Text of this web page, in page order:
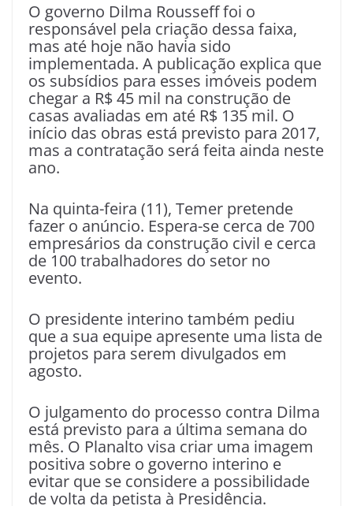
O governo Dilma Rousseff foi o
responsável pela criação dessa faixa,
mas até hoje não havia sido
implementada. A publicação explica que
os subsídios para esses imóveis podem
chegar a R$ 45 mil na construção de
casas avaliadas em até R$ 135 mil. O
início das obras está previsto para 2017,
mas a contratação será feita ainda neste
ano.
Na quinta-feira (11), Temer pretende
fazer o anúncio. Espera-se cerca de 700
empresários da construção civil e cerca
de 100 trabalhadores do setor no
evento.
O presidente interino também pediu
que a sua equipe apresente uma lista de
projetos para serem divulgados em
agosto.
O julgamento do processo contra Dilma
está previsto para a última semana do
mês. O Planalto visa criar uma imagem
positiva sobre o governo interino e
evitar que se considere a possibilidade
de volta da petista à Presidência.